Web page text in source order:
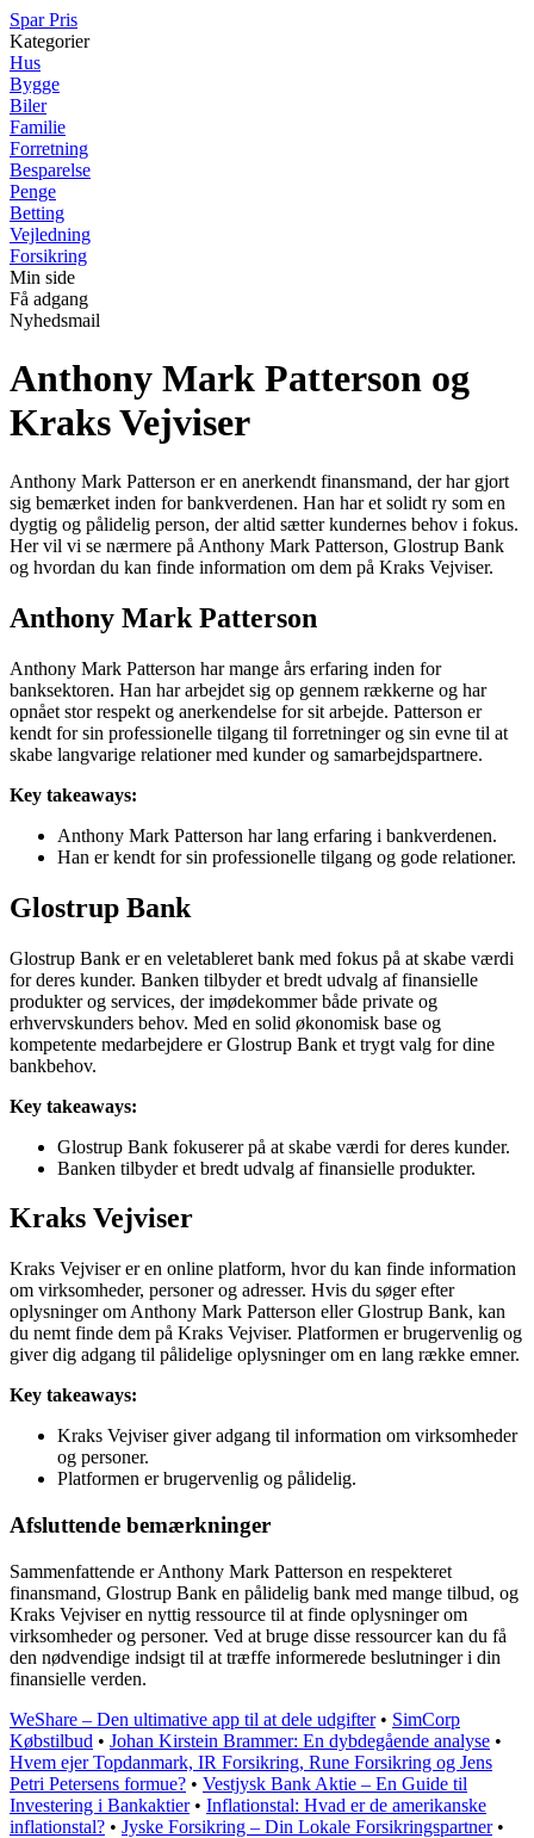
Spar Pris
Kategorier
Hus
Bygge
Biler
Familie
Forretning
Besparelse
Penge
Betting
Vejledning
Forsikring
Min side
Få adgang
Nyhedsmail
Anthony Mark Patterson og
Kraks Vejviser
Anthony Mark Patterson er en anerkendt finansmand, der har gjort
sig bemærket inden for bankverdenen. Han har et solidt ry som en
dygtig og pålidelig person, der altid sætter kundernes behov i fokus.
Her vil vi se nærmere på Anthony Mark Patterson, Glostrup Bank
og hvordan du kan finde information om dem på Kraks Vejviser.
Anthony Mark Patterson
Anthony Mark Patterson har mange års erfaring inden for
banksektoren. Han har arbejdet sig op gennem rækkerne og har
opnået stor respekt og anerkendelse for sit arbejde. Patterson er
kendt for sin professionelle tilgang til forretninger og sin evne til at
skabe langvarige relationer med kunder og samarbejdspartnere.
Key takeaways:
Anthony Mark Patterson har lang erfaring i bankverdenen.
Han er kendt for sin professionelle tilgang og gode relationer.
Glostrup Bank
Glostrup Bank er en veletableret bank med fokus på at skabe værdi
for deres kunder. Banken tilbyder et bredt udvalg af finansielle
produkter og services, der imødekommer både private og
erhvervskunders behov. Med en solid økonomisk base og
kompetente medarbejdere er Glostrup Bank et trygt valg for dine
bankbehov.
Key takeaways:
Glostrup Bank fokuserer på at skabe værdi for deres kunder.
Banken tilbyder et bredt udvalg af finansielle produkter.
Kraks Vejviser
Kraks Vejviser er en online platform, hvor du kan finde information
om virksomheder, personer og adresser. Hvis du søger efter
oplysninger om Anthony Mark Patterson eller Glostrup Bank, kan
du nemt finde dem på Kraks Vejviser. Platformen er brugervenlig og
giver dig adgang til pålidelige oplysninger om en lang række emner.
Key takeaways:
Kraks Vejviser giver adgang til information om virksomheder
og personer.
Platformen er brugervenlig og pålidelig.
Afsluttende bemærkninger
Sammenfattende er Anthony Mark Patterson en respekteret
finansmand, Glostrup Bank en pålidelig bank med mange tilbud, og
Kraks Vejviser en nyttig ressource til at finde oplysninger om
virksomheder og personer. Ved at bruge disse ressourcer kan du få
den nødvendige indsigt til at træffe informerede beslutninger i din
finansielle verden.
WeShare – Den ultimative app til at dele udgifter• SimCorp
Købstilbud • Johan Kirstein Brammer: En dybdegående analyse •
Hvem ejer Topdanmark, IR Forsikring, Rune Forsikring og Jens
Petri Petersens formue? • Vestjysk Bank Aktie – En Guide til
Investering i Bankaktier• Inflationstal: Hvad er de amerikanske
inflationstal? • Jyske Forsikring – Din Lokale Forsikringspartner•